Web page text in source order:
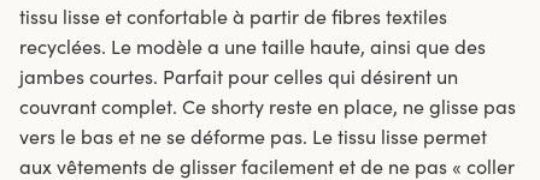
tissu lisse et confortable à partir de fibres textiles
recyclées. Le modèle a une taille haute, ainsi que des
jambes courtes. Parfait pour celles qui désirent un
couvrant complet. Ce shorty reste en place, ne glisse pas
vers le bas et ne se déforme pas. Le tissu lisse permet
aux vêtements de glisser facilement et de ne pas « coller